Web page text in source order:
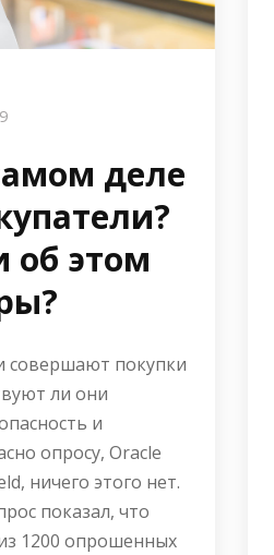
деле
об этом
совершают покупки
ли они
и
опросу, Oracle
ничего этого нет.
показал, что
1200 опрошенных